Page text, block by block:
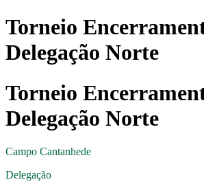
Torneio
Delegação Norte
Torneio
Delegação Norte
Campo Cantanhede
Delegação